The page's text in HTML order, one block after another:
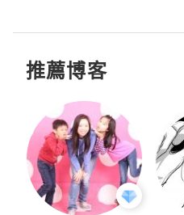
推薦博客